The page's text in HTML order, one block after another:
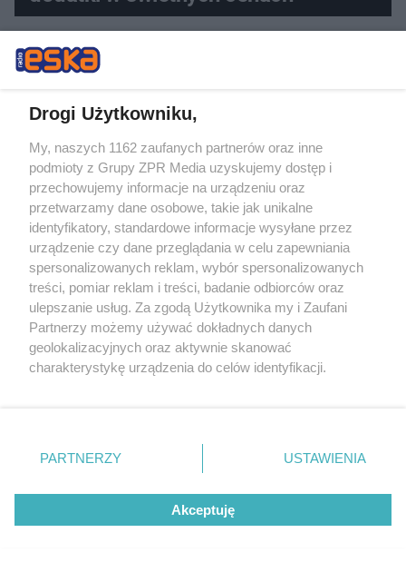
ZOBACZ WIĘCEJ
Drogi Użytkowniku,
My, naszych 1162 zaufanych partnerów oraz inne
podmioty z Grupy ZPR Media uzyskujemy dostęp i
przechowujemy informacje na urządzeniu oraz
przetwarzamy dane osobowe, takie jak unikalne
identyfikatory, standardowe informacje wysyłane przez
urządzenie czy dane przeglądania w celu zapewniania
spersonalizowanych reklam, wybór spersonalizowanych
treści, pomiar reklam i treści, badanie odbiorców oraz
ulepszanie usług. Za zgodą Użytkownika my i Zaufani
Partnerzy możemy używać dokładnych danych
geolokalizacyjnych oraz aktywnie skanować
charakterystykę urządzenia do celów identyfikacji.
zmienić/wycofać klikając przycisk ustawień prywatności
znajdujący się w lewym dolnym rogu strony
rodzaje przetwarzania danych nie wymagają zgody
użytkownika, ale masz prawo sprzeciwić się takiemu
przetwarzaniu. Preferencje będą miały zastosowanie tylko
PARTNERZY USTAWIENIA
Akceptuję